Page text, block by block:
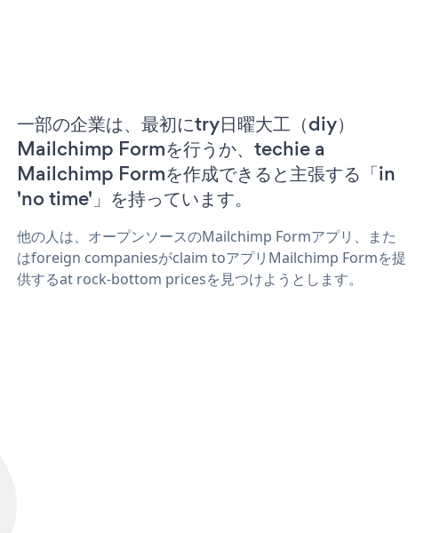
一部の企業は、最初にtry日曜大工（diy）
Mailchimp Formを行うか、techie a
Mailchimp Formを作成できると主張する「in
'no time'」を持っています。
他の人は、オープンソースのMailchimp Formアプリ、また
はforeign companiesがclaim toアプリMailchimp Formを提
供するat rock-bottom pricesを見つけようとします。